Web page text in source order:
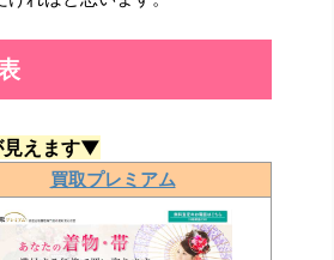
見えます▼
買取プレミアム